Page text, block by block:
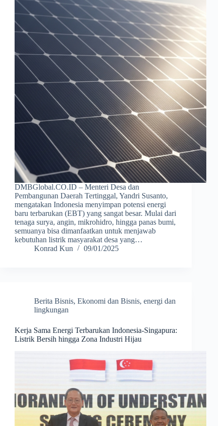
DMBGlobal.CO.ID – Menteri Desa dan
Pembangunan Daerah Tertinggal, Yandri Susanto,
mengatakan Indonesia menyimpan potensi energi
baru terbarukan (EBT) yang sangat besar. Mulai dari
tenaga surya, angin, mikrohidro, hingga panas bumi,
semuanya bisa dimanfaatkan untuk menjawab
kebutuhan listrik masyarakat desa yang…
Konrad Kun
09/01/2025
Berita Bisnis, Ekonomi dan Bisnis, energi dan
lingkungan
Kerja Sama Energi Terbarukan Indonesia-Singapura:
Listrik Bersih hingga Zona Industri Hijau